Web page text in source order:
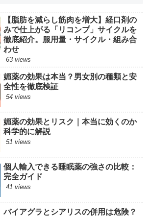
【脂肪を減らし筋肉を増大】経口剤の
みで仕上がる「リコンプ」サイクルを
徹底紹介。服用量・サイクル・組み合
わせ
63 views
媚薬の効果は本当？男女別の種類と安
全性を徹底検証
54 views
媚薬の効果とリスク｜本当に効くのか
科学的に解説
51 views
個人輸入できる睡眠薬の強さの比較：
完全ガイド
41 views
バイアグラとシアリスの併用は危険？